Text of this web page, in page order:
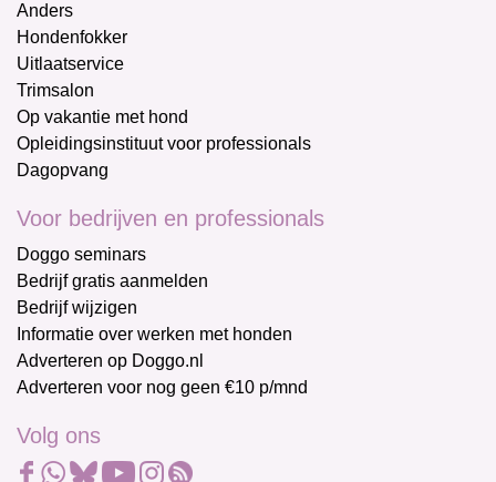
Anders
Hondenfokker
Uitlaatservice
Trimsalon
Op vakantie met hond
Opleidingsinstituut voor professionals
Dagopvang
Voor bedrijven en professionals
Doggo seminars
Bedrijf gratis aanmelden
Bedrijf wijzigen
Informatie over werken met honden
Adverteren op Doggo.nl
Adverteren voor nog geen €10 p/mnd
Volg ons